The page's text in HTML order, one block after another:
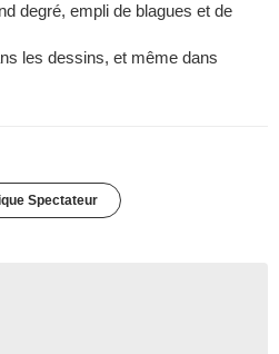
degré, empli de blagues et de
les dessins, et même dans
Spectateur